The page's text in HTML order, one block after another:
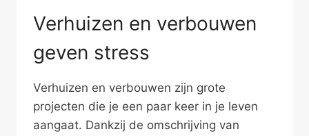
Verhuizen en verbouwen
geven stress
Verhuizen en verbouwen zijn grote
projecten die je een paar keer in je leven
aangaat. Dankzij de omschrijving van